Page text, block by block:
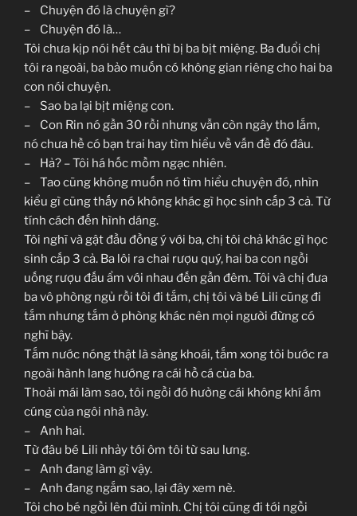
– Chuyện đó là chuyện gì?
– Chuyện đó là…
Tôi chưa kịp nói hết câu thì bị ba bịt miệng. Ba đuổi chị
tôi ra ngoài, ba bảo muốn có không gian riêng cho hai ba
con nói chuyện.
– Sao ba lại bịt miệng con.
– Con Rin nó gần 30 rồi nhưng vẫn còn ngây thơ lắm,
nó chưa hề có bạn trai hay tìm hiểu về vấn đề đó đâu.
– Hả? – Tôi há hốc mồm ngạc nhiên.
– Tao cũng không muốn nó tìm hiểu chuyện đó, nhìn
kiểu gì cũng thấy nó không khác gì học sinh cấp 3 cả. Từ
tính cách đến hình dáng.
Tôi nghĩ và gật đầu đồng ý với ba, chị tôi chả khác gì học
sinh cấp 3 cả. Ba lôi ra chai rượu quý, hai ba con ngồi
uống rượu đấu ẩm với nhau đến gần đêm. Tôi và chị đưa
ba vô phòng ngủ rồi tôi đi tắm, chị tôi và bé Lili cũng đi
tắm nhưng tắm ở phòng khác nên mọi người đừng có
nghĩ bậy.
Tắm nước nóng thật là sảng khoái, tắm xong tôi bước ra
ngoài hành lang hướng ra cái hồ cá của ba.
Thoải mái làm sao, tôi ngồi đó hưởng cái không khí ấm
cúng của ngôi nhà này.
– Anh hai.
Từ đâu bé Lili nhảy tới ôm tôi từ sau lưng.
– Anh đang làm gì vậy.
– Anh đang ngắm sao, lại đây xem nè.
Tôi cho bé ngồi lên đùi mình. Chị tôi cũng đi tới ngồi